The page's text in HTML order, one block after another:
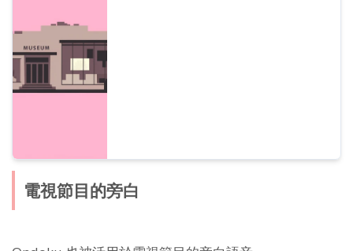
電視節目的旁白